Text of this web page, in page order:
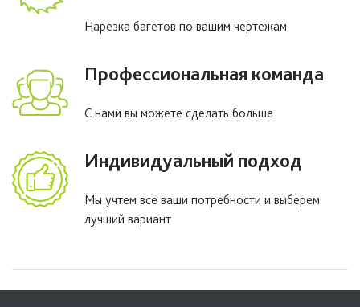
Нарезка багетов по вашим чертежам
Профессиональная команда
С нами вы можете сделать больше
Индивидуальный подход
Мы учтем все ваши потребности и выберем
лучший вариант